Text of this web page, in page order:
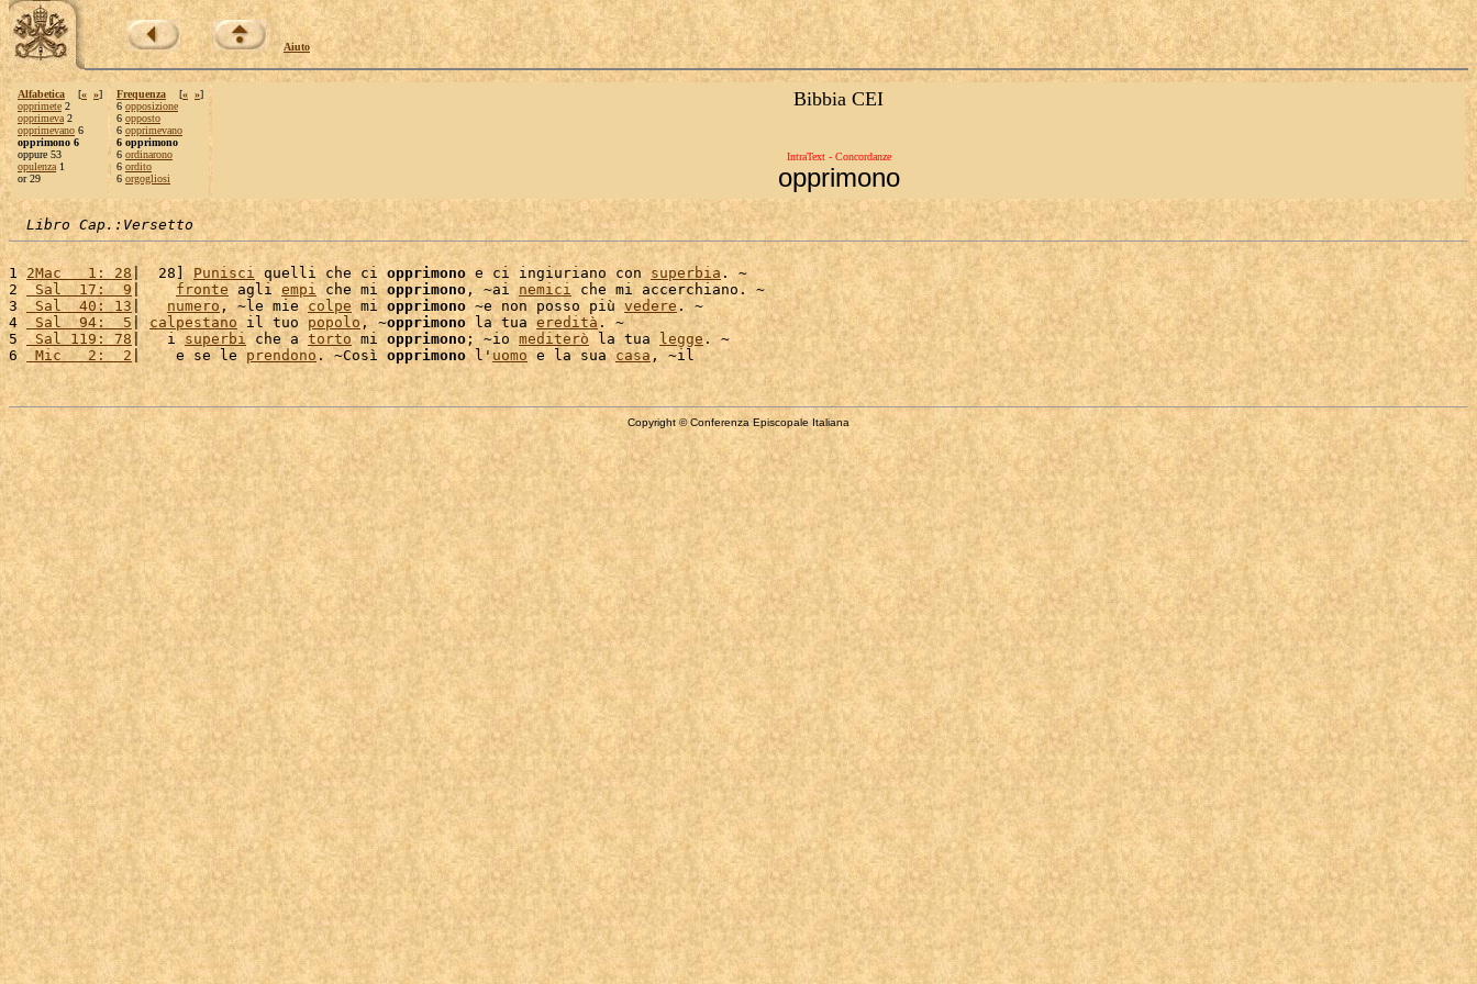
Aiuto
Alfabetica [« »]
opprimete 2
opprimeva 2
opprimevano 6
opprimono 6
oppure 53
opulenza 1
or 29
Frequenza [« »]
6 opposizione
6 opposto
6 opprimevano
6 opprimono
6 ordinarono
6 ordito
6 orgogliosi
Bibbia CEI
IntraText - Concordanze
opprimono
Libro Cap.:Versetto
1 2Mac   1: 28|  28] Punisci quelli che ci opprimono e ci ingiuriano con superbia . ~
2
Sal  17:  9 | fronte agli empi che mi opprimono, ~ai nemici che mi accerchiano. ~
3 Sal  40: 13 | numero, ~le mie colpe mi opprimono ~e non posso più vedere . ~
4
Sal  94:  5| calpestano il tuo popolo , ~opprimono la tua eredità . ~
5 Sal 119: 78 |   i superbi che a torto mi opprimono ; ~io mediterò la tua legge. ~
6 Mic   2:  2 |    e se le prendono . ~Così opprimono l' uomo e la sua casa
Copyright © Conferenza Episcopale Italiana